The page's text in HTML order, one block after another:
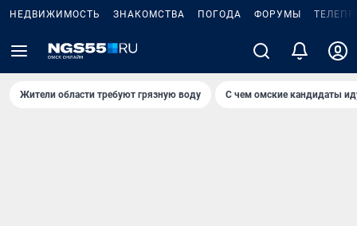
НЕДВИЖИМОСТЬ ЗНАКОМСТВА ПОГОДА ФОРУМЫ
Жители области требуют грязную воду С чем омские кандидаты